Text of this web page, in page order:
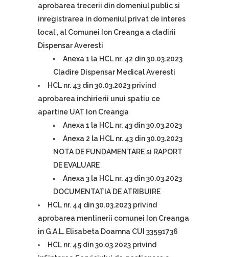
aprobarea trecerii din domeniul public si
inregistrarea in domeniul privat de interes
local , al Comunei Ion Creanga a cladirii
Dispensar Averesti
Anexa 1 la HCL nr. 42 din 30.03.2023
Cladire Dispensar Medical Averesti
HCL nr. 43 din 30.03.2023 privind
aprobarea inchirierii unui spatiu ce
apartine UAT Ion Creanga
Anexa 1 la HCL nr. 43 din 30.03.2023
Anexa 2 la HCL nr. 43 din 30.03.2023
NOTA DE FUNDAMENTARE si RAPORT
DE EVALUARE
Anexa 3 la HCL nr. 43 din 30.03.2023
DOCUMENTATIA DE ATRIBUIRE
HCL nr. 44 din 30.03.2023 privind
aprobarea mentinerii comunei Ion Creanga
in G.A.L. Elisabeta Doamna CUI 33591736
HCL nr. 45 din 30.03.2023 privind